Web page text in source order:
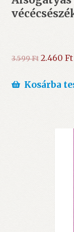
3.599Ft Original
was:
2.460 Ft
Kosárba